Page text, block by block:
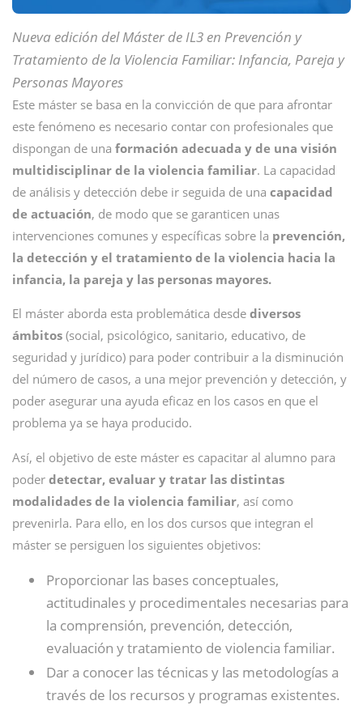
Nueva edición del Máster de IL3 en Prevención y
Tratamiento de la Violencia Familiar: Infancia, Pareja y
Personas Mayores
Este máster se basa en la convicción de que para afrontar
este fenómeno es necesario contar con profesionales que
dispongan de una formación adecuada y de una visión
multidisciplinar de la violencia familiar. La capacidad
de análisis y detección debe ir seguida de una capacidad
de actuación, de modo que se garanticen unas
intervenciones comunes y específicas sobre la prevención,
la detección y el tratamiento de la violencia hacia la
infancia, la pareja y las personas mayores.
El máster aborda esta problemática desde diversos
ámbitos (social, psicológico, sanitario, educativo, de
seguridad y jurídico) para poder contribuir a la disminución
del número de casos, a una mejor prevención y detección, y
poder asegurar una ayuda eficaz en los casos en que el
problema ya se haya producido.
Así, el objetivo de este máster es capacitar al alumno para
poder detectar, evaluar y tratar las distintas
modalidades de la violencia familiar, así como
prevenirla. Para ello, en los dos cursos que integran el
máster se persiguen los siguientes objetivos:
Proporcionar las bases conceptuales,
actitudinales y procedimentales necesarias para
la comprensión, prevención, detección,
evaluación y tratamiento de violencia familiar.
Dar a conocer las técnicas y las metodologías a
través de los recursos y programas existentes.